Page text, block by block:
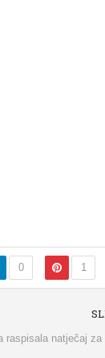
0 1
raspisala natječaj